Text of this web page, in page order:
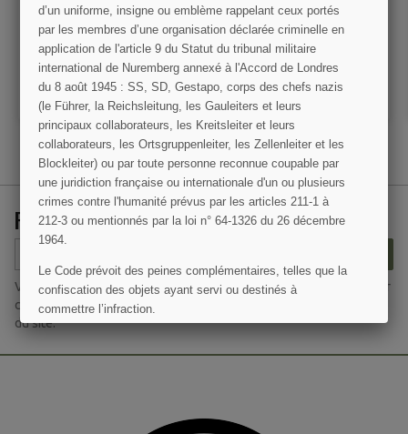
(1 avis)
6,00 €
VOIR LE DÉTAIL
AJOUTER AU PANIER
59,00 €
VOIR LE DÉTAIL
AJOUTER AU PANIER
RECEVEZ NOS OFFRES SPÉCIALES
Vous pouvez vous désinscrire à tout moment. Vous trouverez pour
cela nos informations de contact dans les conditions d'utilisation
du site.
d’un uniforme, insigne ou emblème rappelant ceux portés
par les membres d’une organisation déclarée criminelle en
application de l'article 9 du Statut du tribunal militaire
international de Nuremberg annexé à l'Accord de Londres
du 8 août 1945 : SS, SD, Gestapo, corps des chefs nazis
(le Führer, la Reichsleitung, les Gauleiters et leurs
principaux collaborateurs, les Kreitsleiter et leurs
collaborateurs, les Ortsgruppenleiter, les Zellenleiter et les
Blockleiter) ou par toute personne reconnue coupable par
une juridiction française ou internationale d'un ou plusieurs
crimes contre l'humanité prévus par les articles 211-1 à
212-3 ou mentionnés par la loi n° 64-1326 du 26 décembre
1964.
Le Code prévoit des peines complémentaires, telles que la
confiscation des objets ayant servi ou destinés à
commettre l’infraction.